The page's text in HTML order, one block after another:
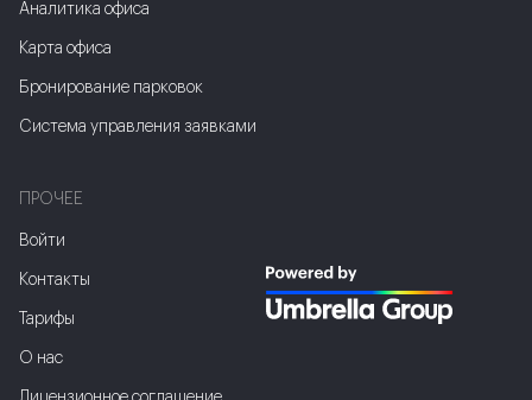
Аналитика офиса
Карта офиса
Бронирование парковок
Система управления заявками
ПРОЧЕЕ
Войти
Контакты
Тарифы
О нас